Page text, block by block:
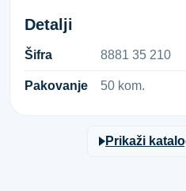
Detalji
Šifra 8​8​8​1​ ​3​5​ ​2​1​0​
Pakovanje 50 kom.
Prikaži